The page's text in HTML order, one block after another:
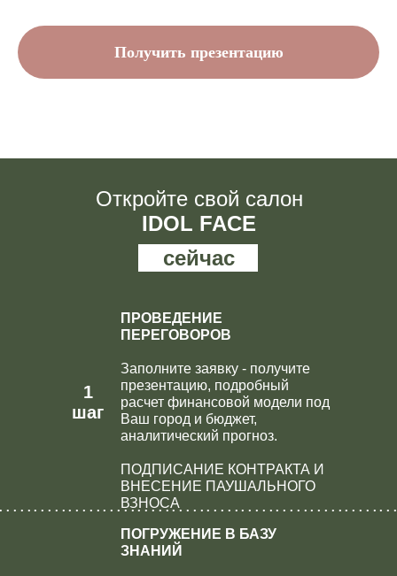
Получить презентацию
Откройте свой салон
IDOL FACE
сейчас
ПРОВЕДЕНИЕ
ПЕРЕГОВОРОВ
Заполните заявку - получите
презентацию, подробный
расчет финансовой модели под
Ваш город и бюджет,
аналитический прогноз.
ПОДПИСАНИЕ КОНТРАКТА И
ВНЕСЕНИЕ ПАУШАЛЬНОГО
ВЗНОСА
1
шаг
ПОГРУЖЕНИЕ В БАЗУ
ЗНАНИЙ